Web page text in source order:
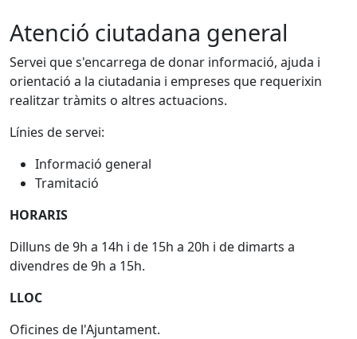
Atenció ciutadana general
Servei que s'encarrega de donar informació, ajuda i
orientació a la ciutadania i empreses que requerixin
realitzar tràmits o altres actuacions.
Línies de servei:
Informació general
Tramitació
HORARIS
Dilluns de 9h a 14h i de 15h a 20h i de dimarts a
divendres de 9h a 15h.
LLOC
Oficines de l'Ajuntament.